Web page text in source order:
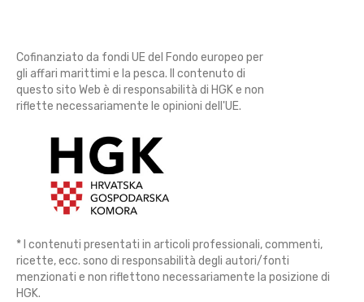
Cofinanziato da fondi UE del Fondo europeo per
gli affari marittimi e la pesca. Il contenuto di
questo sito Web è di responsabilità di HGK e non
riflette necessariamente le opinioni dell'UE.
* I contenuti presentati in articoli professionali, commenti,
ricette, ecc. sono di responsabilità degli autori/fonti
menzionati e non riflettono necessariamente la posizione di
HGK.